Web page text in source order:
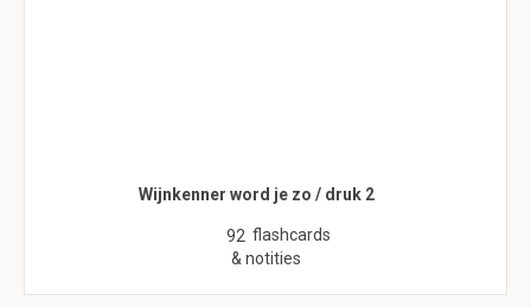
Wijnkenner word je zo / druk 2
92 flashcards
& notities